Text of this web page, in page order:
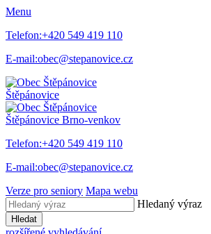
Menu
Telefon:+420 549 419 110
E-mail:obec@stepanovice.cz
Štěpánovice
Štěpánovice Brno-venkov
Telefon:+420 549 419 110
E-mail:obec@stepanovice.cz
Verze pro seniory Mapa webu
Hledaný výraz
Hledat